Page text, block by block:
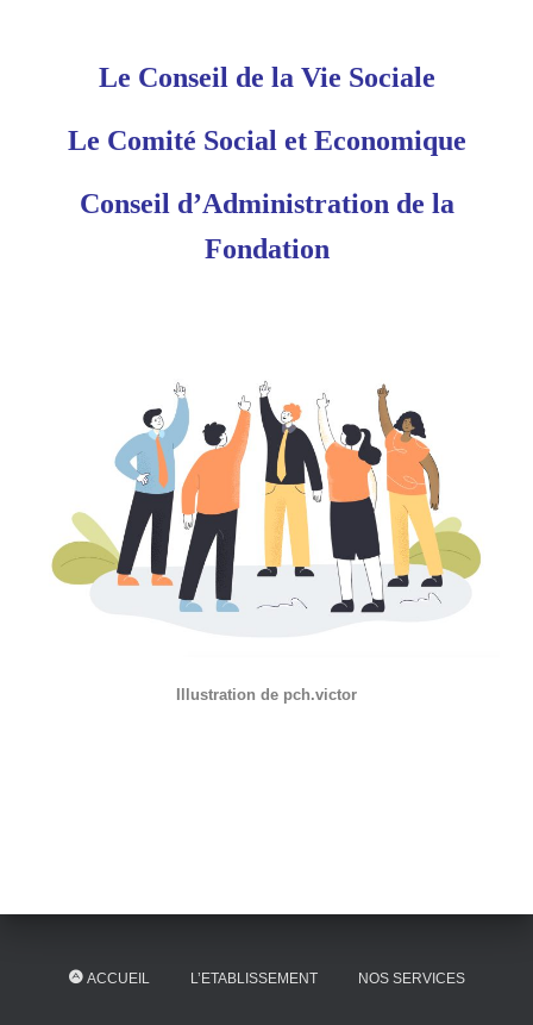
Le Conseil de la Vie Sociale
Le Comité Social et Economique
Conseil d’Administration de la
Fondation
Illustration de pch.victor
ACCUEIL L’ETABLISSEMENT NOS SERVICES